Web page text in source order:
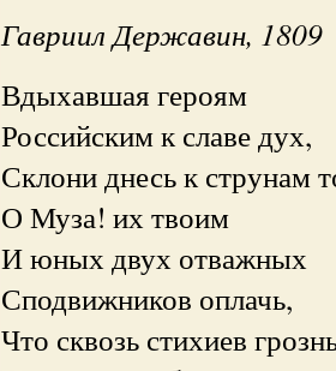
Гавриил Державин, 1809
Вдыхавшая героям
Российским к славе дух,
Склони днесь к струнам
О Муза! их твоим
И юных двух отважных
Сподвижников оплачь,
Что сквозь стихиев